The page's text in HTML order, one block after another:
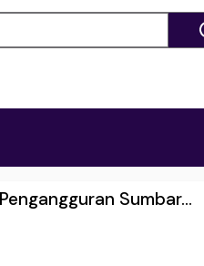
Sumbar...